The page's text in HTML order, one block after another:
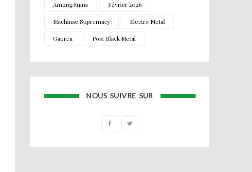
AmongRuins Février 2026
Machinae Supremacy Electro Metal
Gaerea Post Black Metal
NOUS SUIVRE SUR